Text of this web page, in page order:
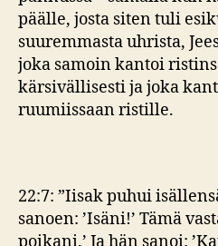
päälle, josta siten tuli
suuremmasta uhrista,
joka samoin kantoi
kärsivällisesti ja joka
ruumiissaan ristille.
22:7: ”Iisak puhui
sanoen: ’Isäni!’ Tämä